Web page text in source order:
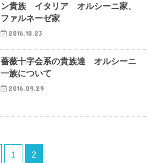
ン貴族 イタリア オルシーニ家、
ファルネーゼ家
2016.10.23
薔薇十字会系の貴族達 オルシーニ
一族について
2016.09.29
1 2